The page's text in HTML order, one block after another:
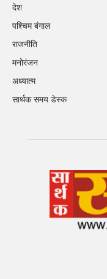
देश
पश्चिम बंगाल
राजनीति
मनोरंजन
अध्यात्म
सार्थक समय डेस्क